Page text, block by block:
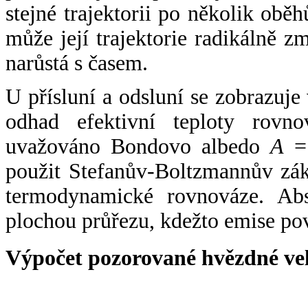
stejné trajektorii po několik
může její trajektorie radikálně
narůstá s časem.
U přísluní a odsluní se
odhad efektivní teploty
uvažováno Bondovo albedoA
použit Stefanův-Boltzmannův
termodynamické rovnováze.
plochou průřezu, kdežto emise
Výpočet pozorované hvězdné